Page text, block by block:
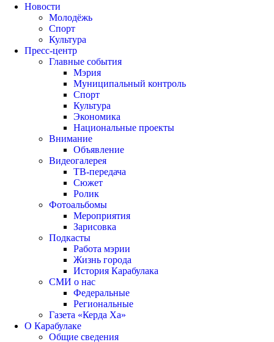
Новости
Молодёжь
Спорт
Культура
Пресс-центр
Главные события
Мэрия
Муниципальный контроль
Спорт
Культура
Экономика
Национальные проекты
Внимание
Объявление
Видеогалерея
ТВ-передача
Сюжет
Ролик
Фотоальбомы
Мероприятия
Зарисовка
Подкасты
Работа мэрии
Жизнь города
История Карабулака
СМИ о нас
Федеральные
Региональные
Газета «Керда Ха»
О Карабулаке
Общие сведения